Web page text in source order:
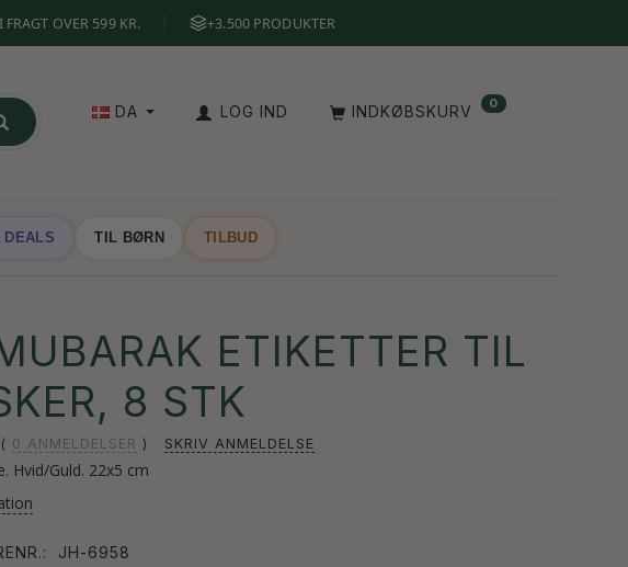
FRAGT OVER 599 KR. +3.500 PRODUKTER
DA LOG IND INDKØBSKURV 0
DEALS TIL BØRN TILBUD
ETIKETTER TIL
8 STK
0 ANMELDELSER SKRIV ANMELDELSE
Hvid/Guld. 22x5 cm
JH-6958